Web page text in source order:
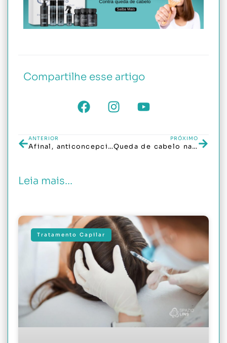
Compartilhe esse artigo
ANTERIOR
Afinal, anticoncepcional causa queda de cabelo?
PRÓXIMO
Queda de cabelo na menopausa: causas e como tratar
Leia mais...
Tratamento Capilar